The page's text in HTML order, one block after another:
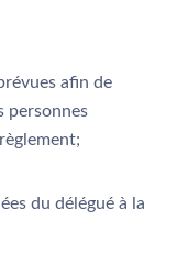
afin de
personnes
du délégué à la